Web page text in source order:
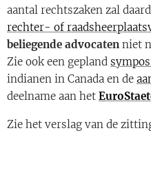
aantal rechtszaken zal
rechter- of
beliegende advocaten niet
Zie ook een gepland
indianen in Canada en de
deelname aan het
Zie het verslag van de